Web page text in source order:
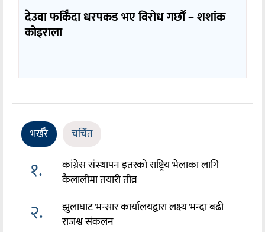
देउवा फर्किँदा धरपकड भए विरोध गर्छौँं – शशांक
कोइराला
भर्खरै चर्चित
१.
कांग्रेस संस्थापन इतरको राष्ट्रिय भेलाका लागि
कैलालीमा तयारी तीव्र
२.
झुलाघाट भन्सार कार्यालयद्वारा लक्ष्य भन्दा बढी
राजश्व संकलन